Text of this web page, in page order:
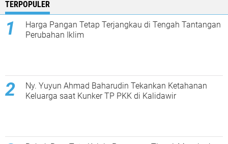
TERPOPULER
Harga Pangan Tetap Terjangkau di Tengah Tantangan
Perubahan Iklim
Ny. Yuyun Ahmad Baharudin Tekankan Ketahanan
Keluarga saat Kunker TP PKK di Kalidawir